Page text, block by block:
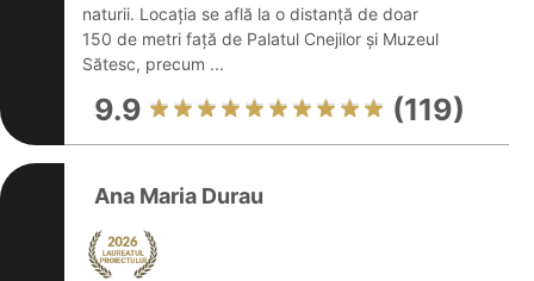
naturii. Locația se află la o distanță de doar
150 de metri față de Palatul Cnejilor și Muzeul
Sătesc, precum ...
9.9 (119)
Ana Maria Durau